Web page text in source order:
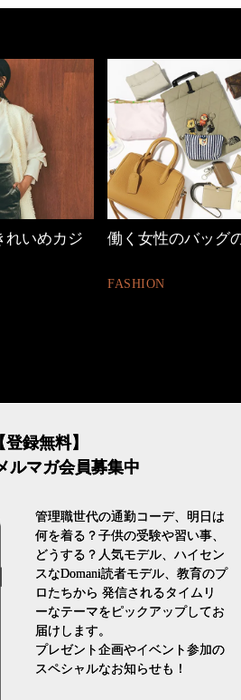
グの中身
優木まおみさん「
【登録無料】
ルマガ会員募集中
管理職世代の通勤コーデ、明日は
何を着る？子供の受験や習い事、
どうする？人気モデル、ハイセン
スなDomani読者モデル、教育のプ
ロたちから 発信されるタイムリ
ーなテーマをピックアップしてお
届けします。
プレゼント企画やイベント参加の
スペシャルなお知らせも！